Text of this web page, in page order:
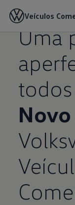
Veículos
28/06/2023
Uma